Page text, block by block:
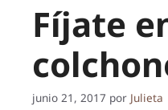
Fíjate
junio 21, 2017 por Julieta